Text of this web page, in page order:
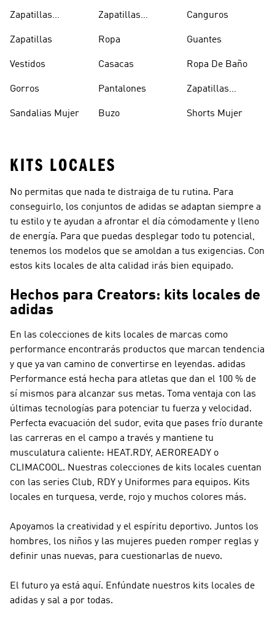
Zapatillas
Zapatillas
Vestidos
Gorros
Sandalias Mujer
Zapatillas
Ropa
Casacas
Pantalones
Buzo
Canguros
Guantes
Ropa De Baño
Zapatillas
Shorts Mujer
KITS LOCALES
No permitas que nada te distraiga de tu rutina. Para
conseguirlo, los conjuntos de adidas se adaptan siempre a
tu estilo y te ayudan a afrontar el día cómodamente y lleno
de energía. Para que puedas desplegar todo tu potencial,
tenemos los modelos que se amoldan a tus exigencias. Con
estos kits locales de alta calidad irás bien equipado.
Hechos para Creators: kits locales de
adidas
En las colecciones de kits locales de marcas como
performance encontrarás productos que marcan tendencia
y que ya van camino de convertirse en leyendas. adidas
Performance está hecha para atletas que dan el 100 % de
sí mismos para alcanzar sus metas. Toma ventaja con las
últimas tecnologías para potenciar tu fuerza y velocidad.
Perfecta evacuación del sudor, evita que pases frío durante
las carreras en el campo a través y mantiene tu
musculatura caliente: HEAT.RDY, AEROREADY o
CLIMACOOL. Nuestras colecciones de kits locales cuentan
con las series Club, RDY y Uniformes para equipos. Kits
locales en turquesa, verde, rojo y muchos colores más.
Apoyamos la creatividad y el espíritu deportivo. Juntos los
hombres, los niños y las mujeres pueden romper reglas y
definir unas nuevas, para cuestionarlas de nuevo.
El futuro ya está aquí. Enfúndate nuestros kits locales de
adidas y sal a por todas.